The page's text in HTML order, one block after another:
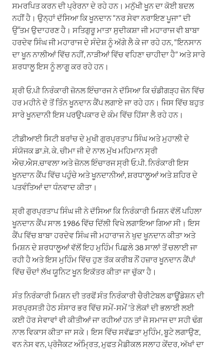
ਸਮਰਪਿਤ ਕਰਨ ਦੀ ਪ੍ਰੇਰਨਾ ਦੇ ਰਹੇ ਹਨ। ਮਨੁੱਖੀ ਖੂਨ ਦਾ ਕੋਈ ਬਦਲ
ਨਹੀਂ ਹੈ। ਉਨ੍ਹਾਂ ਦੱਸਿਆ ਕਿ ਖੂਨਦਾਨ “ਨਰ ਸੇਵਾ ਨਰਾਇਣ ਪੂਜਾ” ਦੀ
ਉੱਤਮ ਉਦਾਹਰਣ ਹੈ। ਸਤਿਗੁਰੂ ਮਾਤਾ ਸੁਦੀਕਸ਼ਾ ਜੀ ਮਹਾਰਾਜ ਵੀ ਬਾਬਾ
ਹਰਦੇਵ ਸਿੰਘ ਜੀ ਮਹਾਰਾਜ ਦੇ ਸੰਦੇਸ਼ ਨੂੰ ਅੱਗੇ ਲੈ ਕੇ ਜਾ ਰਹੇ ਹਨ, “ਇਨਸਾਨ
ਦਾ ਖੂਨ ਨਾਲੀਆਂ ਵਿੱਚ ਨਹੀਂ, ਨਾੜੀਆਂ ਵਿੱਚ ਵਹਿਣਾ ਚਾਹੀਦਾ ਹੈ” ਅਤੇ ਸਾਰੇ
ਸ਼ਰਧਾਲੂ ਇਸ ਨੂੰ ਲਾਗੂ ਕਰ ਰਹੇ ਹਨ।
ਸ਼੍ਰੀ ਓ.ਪੀ ਨਿਰੰਕਾਰੀ ਜ਼ੋਨਲ ਇੰਚਾਰਜ ਨੇ ਦੱਸਿਆ ਕਿ ਚੰਡੀਗੜ੍ਹ ਜ਼ੋਨ ਵਿੱਚ
ਹਰ ਮਹੀਨੇ ਦੋ ਤੋਂ ਤਿੰਨ ਖੂਨਦਾਨ ਕੈਂਪ ਲਗਾਏ ਜਾ ਰਹੇ ਹਨ। ਜਿਸ ਵਿੱਚ ਬਹੁਤ
ਸਾਰੇ ਖੂਨਦਾਨੀ ਇਸ ਪਰਉਪਕਾਰ ਦੇ ਕੰਮ ਵਿੱਚ ਹਿੱਸਾ ਲੈ ਰਹੇ ਹਨ।
ਟੀਡੀਆਈ ਸਿਟੀ ਬਰਾਂਚ ਦੇ ਮੁਖੀ ਗੁਰਪ੍ਰਤਾਪ ਸਿੰਘ ਅਤੇ ਮੁਹਾਲੀ ਦੇ
ਸੰਯੋਜਕ ਡਾ.ਜੇ. ਕੇ. ਚੀਮਾ ਜੀ ਦੇ ਨਾਲ ਮੁੱਖ ਮਹਿਮਾਨ ਸ੍ਰੀ
ਐਚ.ਐਸ.ਚਾਵਲਾ ਅਤੇ ਜ਼ੋਨਲ ਇੰਚਾਰਜ ਸ੍ਰੀ ਓ.ਪੀ. ਨਿਰੰਕਾਰੀ ਇਸ
ਖੂਨਦਾਨ ਕੈਂਪ ਵਿੱਚ ਪਹੁੰਚੇ ਅਤੇ ਖੂਨਦਾਨੀਆਂ, ਸ਼ਰਧਾਲੂਆਂ ਅਤੇ ਸ਼ਹਿਰ ਦੇ
ਪਤਵੰਤਿਆਂ ਦਾ ਧੰਨਵਾਦ ਕੀਤਾ।
ਸ਼੍ਰੀ ਗੁਰਪ੍ਰਤਾਪ ਸਿੰਘ ਜੀ ਨੇ ਦੱਸਿਆ ਕਿ ਨਿਰੰਕਾਰੀ ਮਿਸ਼ਨ ਵੱਲੋਂ ਪਹਿਲਾ
ਖੂਨਦਾਨ ਕੈਂਪ ਸਾਲ 1986 ਵਿੱਚ ਦਿੱਲੀ ਵਿਖੇ ਲਗਾਇਆ ਗਿਆ ਸੀ। ਇਸ
ਕੈਂਪ ਵਿੱਚ ਬਾਬਾ ਹਰਦੇਵ ਸਿੰਘ ਜੀ ਮਹਾਰਾਜ ਨੇ ਖੁਦ ਖੂਨਦਾਨ ਕੀਤਾ ਅਤੇ
ਮਿਸ਼ਨ ਦੇ ਸ਼ਰਧਾਲੂਆਂ ਵੱਲੋਂ ਇਹ ਮੁਹਿੰਮ ਪਿਛਲੇ 38 ਸਾਲਾਂ ਤੋਂ ਚਲਾਈ ਜਾ
ਰਹੀ ਹੈ ਅਤੇ ਇਸ ਮੁਹਿੰਮ ਵਿੱਚ ਹੁਣ ਤੱਕ ਕਰੀਬ ਨੌਂ ਹਜ਼ਾਰ ਖੂਨਦਾਨ ਕੈਂਪਾਂ
ਵਿੱਚ ਚੌਦਾਂ ਲੱਖ ਯੂਨਿਟ ਖੂਨ ਇਕੱਤਰ ਕੀਤਾ ਜਾ ਚੁੱਕਾ ਹੈ।
ਸੰਤ ਨਿਰੰਕਾਰੀ ਮਿਸ਼ਨ ਦੀ ਤਰਫੋਂ ਸੰਤ ਨਿਰੰਕਾਰੀ ਚੈਰੀਟੇਬਲ ਫਾਊਂਡੇਸ਼ਨ ਦੀ
ਸਰਪ੍ਰਸਤੀ ਹੇਠ ਸੰਸਾਰ ਭਰ ਵਿੱਚ ਸਮੇਂ-ਸਮੇਂ ‘ਤੇ ਲੋਕਾਂ ਦੀ ਭਲਾਈ ਲਈ
ਕਈ ਹੋਰ ਸੇਵਾਵਾਂ ਵੀ ਕੀਤੀਆਂ ਜਾ ਰਹੀਆਂ ਹਨ ਤਾਂ ਜੋ ਸਮਾਜ ਦਾ ਸਹੀ ਢੰਗ
ਨਾਲ ਵਿਕਾਸ ਕੀਤਾ ਜਾ ਸਕੇ। ਇਸ ਵਿੱਚ ਸਵੱਛਤਾ ਮੁਹਿੰਮ, ਬੂਟੇ ਲਗਾਉਣ,
ਵਨ ਨੇਸ ਵਨ, ਪ੍ਰੋਜੈਕਟ ਅੰਮ੍ਰਿਤ, ਮੁਫਤ ਮੈਡੀਕਲ ਸਲਾਹ ਕੇਂਦਰ, ਅੱਖਾਂ ਦਾ